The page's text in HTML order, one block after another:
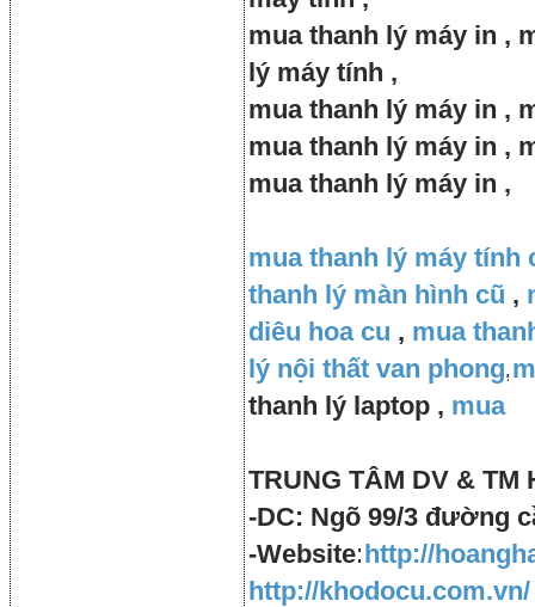
mua thanh lý máy in ,
lý máy tính ,
mua thanh lý máy in ,
mua thanh lý máy in ,
mua thanh lý máy in ,
mua thanh lý máy tính
thanh lý màn hình cũ ,
diêu hoa cu , mua
lý nội thất van phong,
thanh lý laptop , mua
TRUNG TÂM DV & TM
-DC: Ngõ 99/3 đường
-Website:http://
http://khodocu.com.vn/